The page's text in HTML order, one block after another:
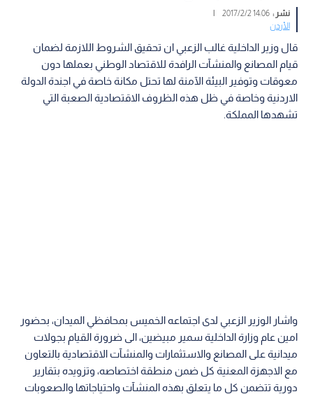
نشر :14:06 2017/2/2
|
الأردن
قال وزير الداخلية غالب الزعبي ان تحقيق الشروط اللازمة لضمان
قيام المصانع والمنشآت الرافدة للاقتصاد الوطني بعملها دون
معوقات وتوفير البيئة الآمنة لها تحتل مكانة خاصة في اجندة الدولة
الاردنية وخاصة في ظل هذه الظروف الاقتصادية الصعبة التي
تشهدها المملكة.
واشار الوزير الزعبي لدى اجتماعه الخميس بمحافظي الميدان، بحضور
امين عام وزارة الداخلية سمير مبيضين، الى ضرورة القيام بجولات
ميدانية على المصانع والاستثمارات والمنشآت الاقتصادية بالتعاون
مع الاجهزة المعنية كل ضمن منطقة اختصاصه، وتزويده بتقارير
دورية تتضمن كل ما يتعلق بهذه المنشآت واحتياجاتها والصعوبات